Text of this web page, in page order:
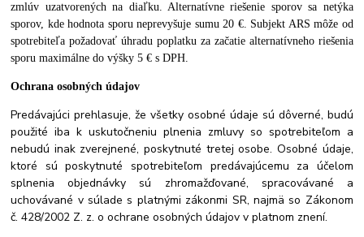
zmlúv uzatvorených na diaľku. Alternatívne riešenie sporov sa netýka
sporov, kde hodnota sporu neprevyšuje sumu 20 €. Subjekt ARS môže od
spotrebiteľa požadovať úhradu poplatku za začatie alternatívneho riešenia
sporu maximálne do výšky 5 € s DPH.
Ochrana osobných údajov
Predávajúci prehlasuje, že všetky osobné údaje sú dôverné, budú
použité iba k uskutočneniu plnenia zmluvy so spotrebiteľom a
nebudú inak zverejnené, poskytnuté tretej osobe. Osobné údaje,
ktoré sú poskytnuté spotrebiteľom predávajúcemu za účelom
splnenia objednávky sú zhromažďované, spracovávané a
uchovávané v súlade s platnými zákonmi SR, najmä so Zákonom
č. 428/2002 Z. z. o ochrane osobných údajov v platnom znení.